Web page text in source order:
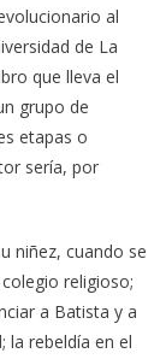
al
de La
que lleva el
grupo de
etapas o
sería, por
niñez, cuando se
religioso;
a Batista y a
la rebeldía en el